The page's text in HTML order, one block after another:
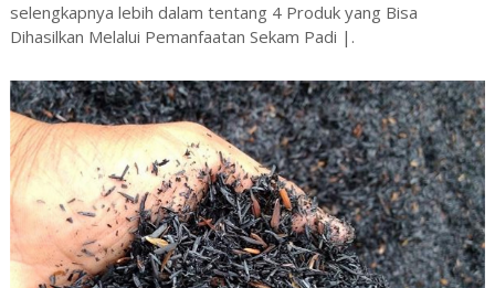
selengkapnya lebih dalam tentang 4 Produk yang Bisa
Dihasilkan Melalui Pemanfaatan Sekam Padi |.